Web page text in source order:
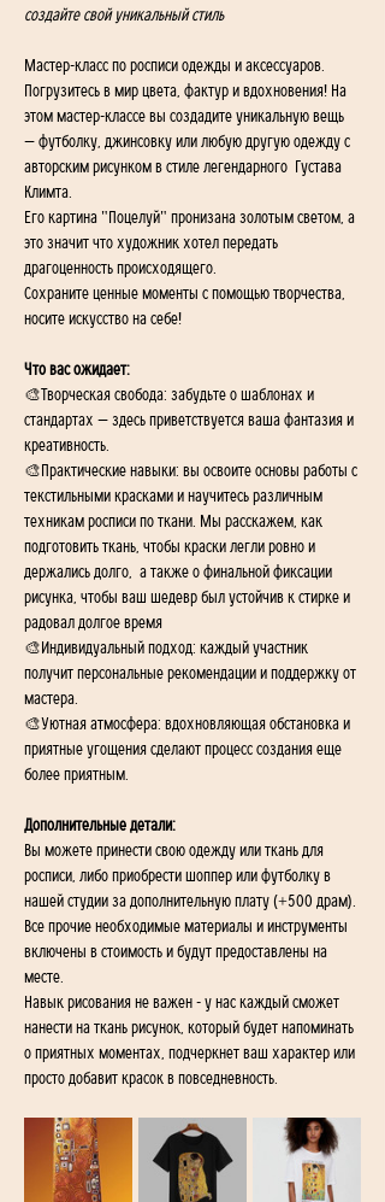
создайте свой уникальный стиль
Мастер-класс по росписи одежды и аксессуаров.
Погрузитесь в мир цвета, фактур и вдохновения! На
этом мастер-классе вы создадите уникальную вещь
— футболку, джинсовку или любую другую одежду с
авторским рисунком в стиле легендарного  Густава
Климта.
Его картина "Поцелуй" пронизана золотым светом, а
это значит что художник хотел передать
драгоценность происходящего.
Сохраните ценные моменты с помощью творчества,
носите искусство на себе!
Что вас ожидает:
🎨Творческая свобода: забудьте о шаблонах и
стандартах — здесь приветствуется ваша фантазия и
креативность.
🎨Практические навыки: вы освоите основы работы с
текстильными красками и научитесь различным
техникам росписи по ткани. Мы расскажем, как
подготовить ткань, чтобы краски легли ровно и
держались долго,  а также о финальной фиксации
рисунка, чтобы ваш шедевр был устойчив к стирке и
радовал долгое время
🎨Индивидуальный подход: каждый участник
получит персональные рекомендации и поддержку от
мастера.
🎨Уютная атмосфера: вдохновляющая обстановка и
приятные угощения сделают процесс создания еще
более приятным.
Дополнительные детали:
Вы можете принести свою одежду или ткань для
росписи, либо приобрести шоппер или футболку в
нашей студии за дополнительную плату (+500 драм).
Все прочие необходимые материалы и инструменты
включены в стоимость и будут предоставлены на
месте.
Навык рисования не важен - у нас каждый сможет
нанести на ткань рисунок, который будет напоминать
о приятных моментах, подчеркнет ваш характер или
просто добавит красок в повседневность.